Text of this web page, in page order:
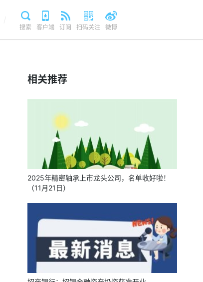
搜索 客户端 订阅 扫码关注 微博
相关推荐
2025年精密轴承上市龙头公司，名单收好啦！
（11月21日）